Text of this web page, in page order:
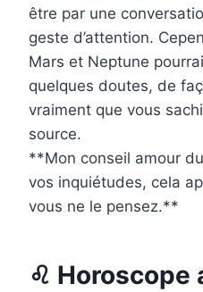
être par une
geste d’attention.
Mars et Neptune
quelques doutes, de
vraiment que vous
source.
**Mon conseil amour
vos inquiétudes, cela
vous ne le pensez.**
♌ Horoscope